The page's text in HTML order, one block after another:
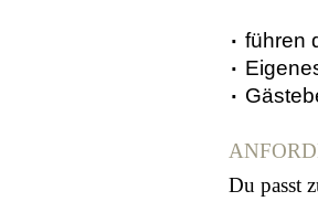
führen
Du passt